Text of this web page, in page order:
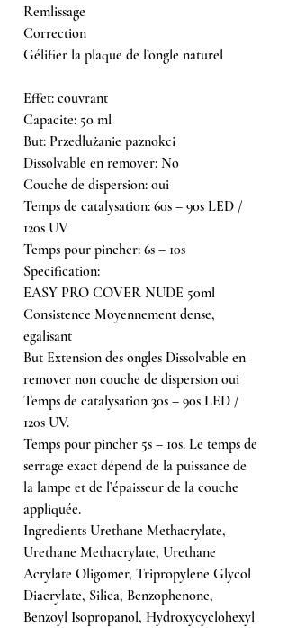
Remlissage
Correction
Gélifier la plaque de l’ongle naturel
Effet: couvrant
Capacite: 50 ml
But: Przedłużanie paznokci
Dissolvable en remover: No
Couche de dispersion: oui
Temps de catalysation: 60s – 90s LED /
120s UV
Temps pour pincher: 6s – 10s
Specification:
EASY PRO COVER NUDE 50ml
Consistence Moyennement dense,
egalisant
But Extension des ongles Dissolvable en
remover non couche de dispersion oui
Temps de catalysation 30s – 90s LED /
120s UV.
Temps pour pincher 5s – 10s. Le temps de
serrage exact dépend de la puissance de
la lampe et de l’épaisseur de la couche
appliquée.
Ingredients Urethane Methacrylate,
Urethane Methacrylate, Urethane
Acrylate Oligomer, Tripropylene Glycol
Diacrylate, Silica, Benzophenone,
Benzoyl Isopropanol, Hydroxycyclohexyl